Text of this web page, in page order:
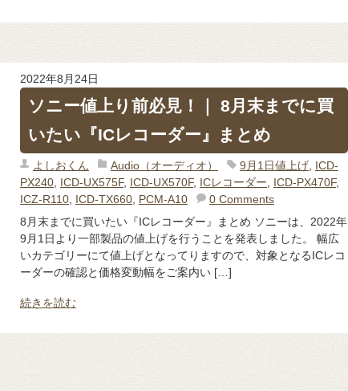
2022年8月24日
ソニー値上り前必見！｜ 8月末までに買
いたい『ICレコーダー』まとめ
よしおくん Audio（オーディオ） 9月1日値上げ, ICD-
PX240, ICD-UX575F, ICD-UX570F, ICレコーダー, ICD-PX470F,
ICZ-R110, ICD-TX660, PCM-A10
0 Comments
8月末までに買いたい『ICレコーダー』まとめ ソニーは、2022年
9月1日より一部製品の値上げを行うことを発表しました。 幅広
いカテゴリーにて値上げとなってりますので、対象となるICレコ
ーダーの確認と価格変動幅をご案内い […]
続きを読む